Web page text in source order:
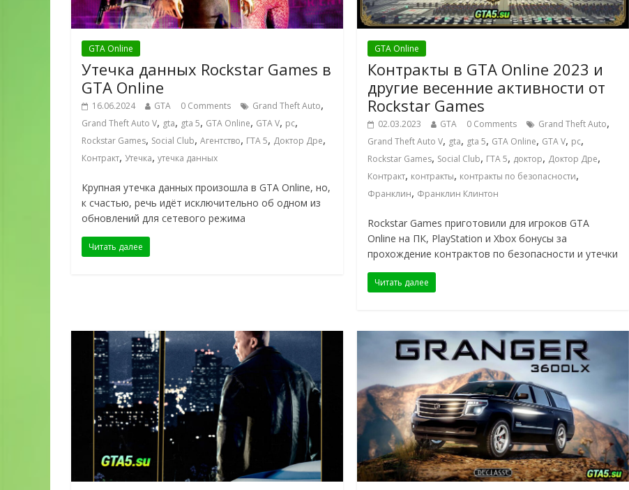
GTA Online
Утечка данных Rockstar Games в
GTA Online
16.06.2024 GTA 0 Comments Grand Theft Auto,
Grand Theft Auto V, gta, gta 5, GTA Online, GTA V, pc,
Rockstar Games, Social Club, Агентство, ГТА 5, Доктор Дре,
Контракт, Утечка, утечка данных
Крупная утечка данных произошла в GTA Online, но,
к счастью, речь идёт исключительно об одном из
обновлений для сетевого режима
Читать далее
GTA Online
Контракты в GTA Online 2023 и
другие весенние активности от
Rockstar Games
02.03.2023 GTA 0 Comments Grand Theft Auto,
Grand Theft Auto V, gta, gta 5, GTA Online, GTA V, pc,
Rockstar Games, Social Club, ГТА 5, доктор, Доктор Дре,
Контракт, контракты, контракты по безопасности,
Франклин, Франклин Клинтон
Rockstar Games приготовили для игроков GTA
Online на ПК, PlayStation и Xbox бонусы за
прохождение контрактов по безопасности и утечки
Читать далее